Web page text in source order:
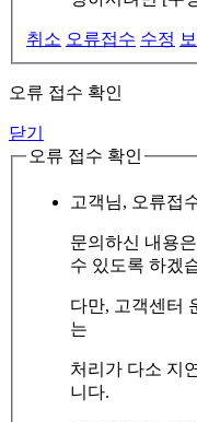
취소 오류접수 수정
오류 접수 확인
닫기
오류 접수 확인
고객님, 오류접
문의하신 내용
수 있도록 하겠
다만, 고객센터
는
처리가 다소 지
니다.